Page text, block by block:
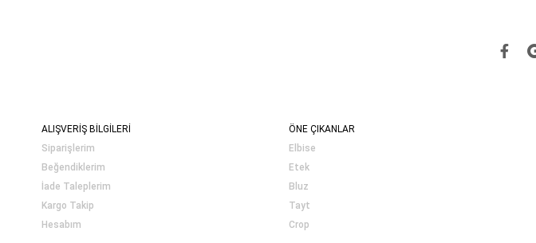
ALIŞVERİŞ BİLGİLERİ
Siparişlerim
Beğendiklerim
İade Taleplerim
Kargo Takip
Hesabım
ÖNE ÇIKANLAR
Elbise
Etek
Bluz
Tayt
Crop